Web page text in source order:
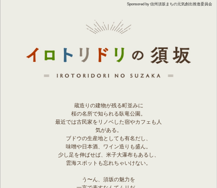
Sponsored by 信州須坂まちの元気創出推進委員会
蔵造りの建物が残る町並みに
桜の名所で知られる臥竜公園。
最近では古民家をリノベした宿やカフェも人
気がある。
ブドウの生産地としても有名だし、
味噌や日本酒、ワイン造りも盛ん。
少し足を伸ばせば、米子大瀑布もあるし、
雲海スポットも忘れちゃいけない。
う〜ん、須坂の魅力を